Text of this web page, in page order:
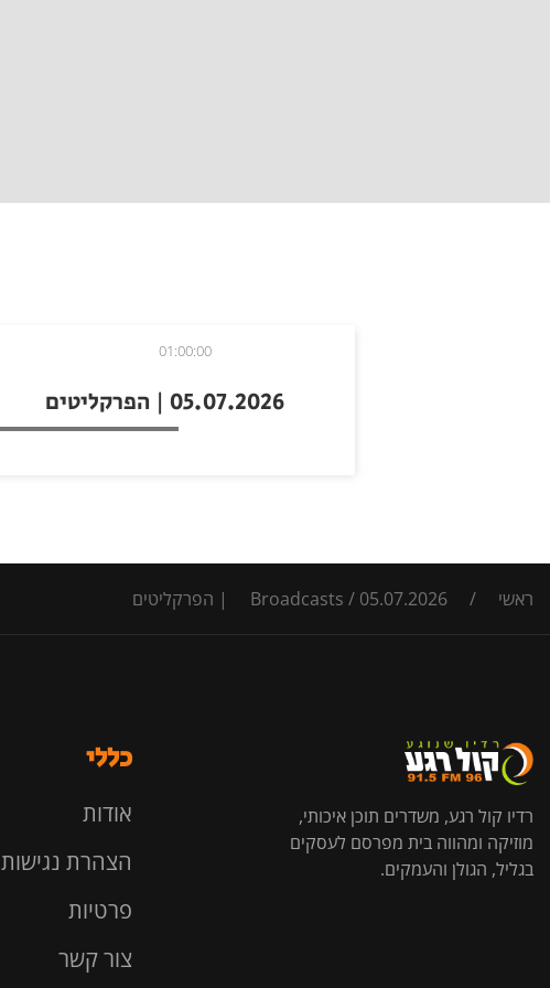
05.07.2026 | הפרקליטים
01:00:00
ראשי /
Broadcasts / 05.07.2026 | הפרקליטים
רדיו קול רגע, משדרים תוכן איכותי,
מוזיקה ומהווה בית מפרסם לעסקים
בגליל, הגולן והעמקים.
כללי
אודות
הצהרת נגישות
פרטיות
צור קשר